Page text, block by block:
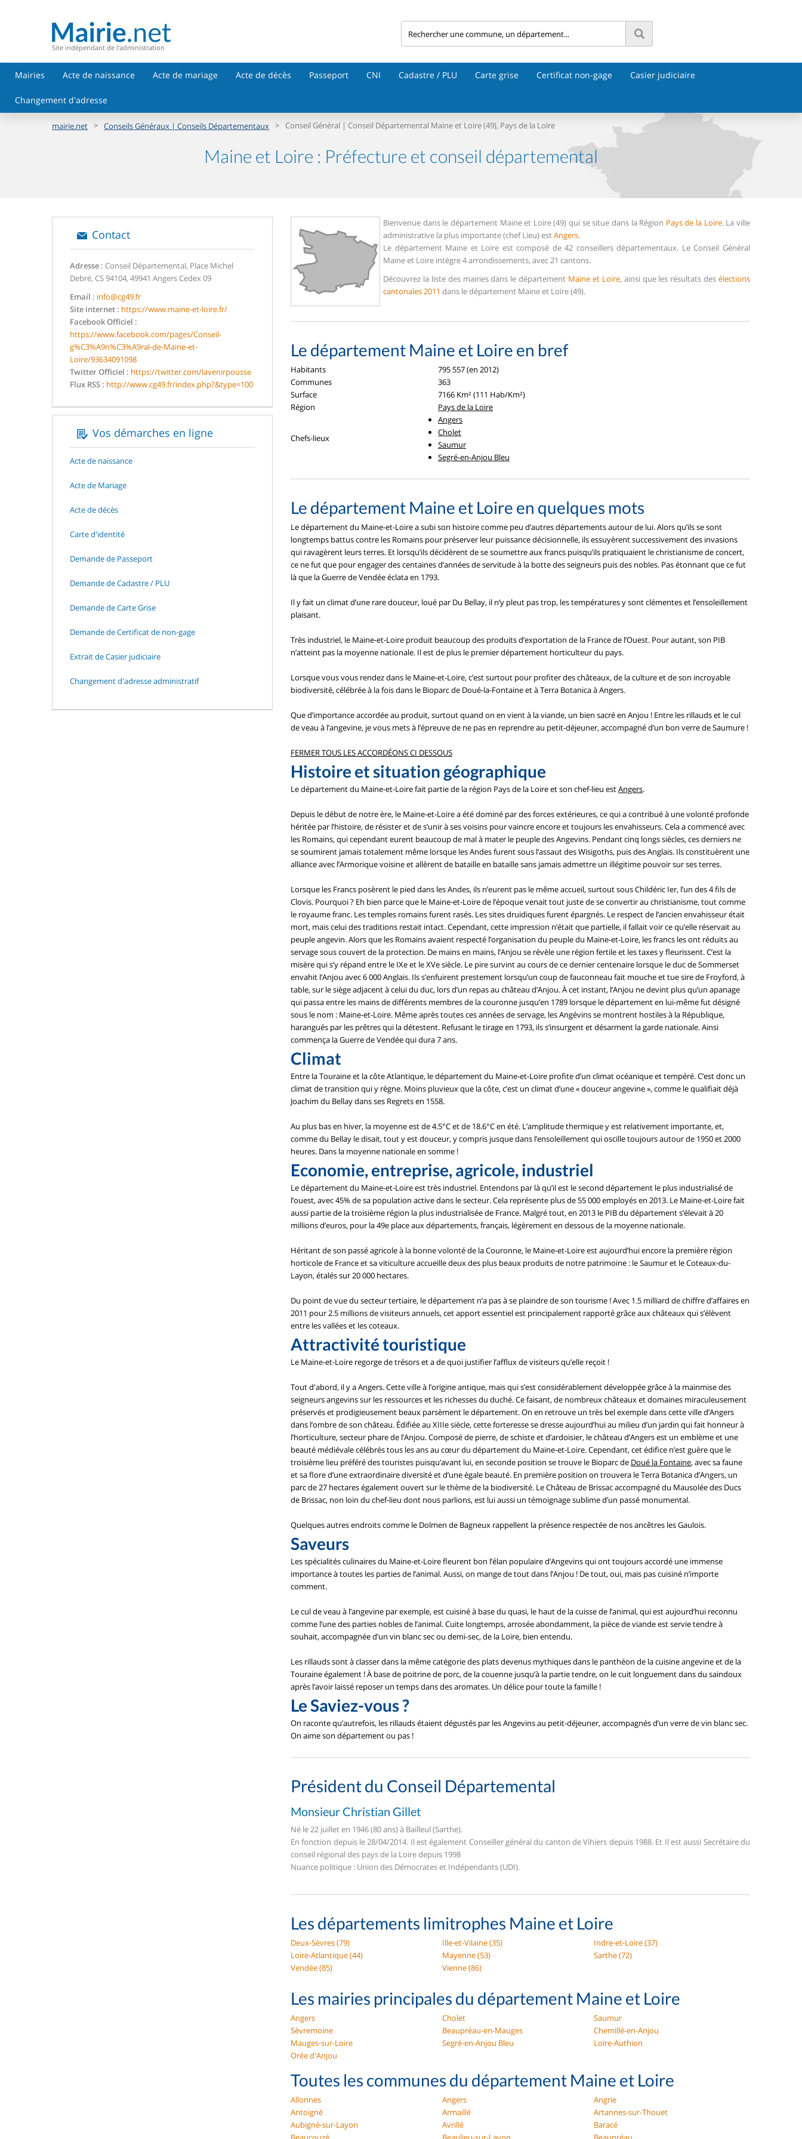
Site indépendant de l'administration
Mairies Acte de naissance Acte de mariage Acte de décès Passeport CNI Cadastre / PLU Carte grise Certificat non-gage Casier judiciaire
Changement d'adresse
mairie.net > Conseils Généraux | Conseils Départementaux > Conseil Général | Conseil Départemental Maine et Loire (49), Pays de la Loire
Maine et Loire : Préfecture et conseil départemental
Contact
Adresse : Conseil Départemental, Place Michel
Debré, CS 94104, 49941 Angers Cedex 09
Email : info@cg49.fr
Site internet : https://www.maine-et-loire.fr/
Facebook Officiel :
https://www.facebook.com/pages/Conseil-
g%C3%A9n%C3%A9ral-de-Maine-et-
Loire/93634091098
Twitter Officiel : https://twitter.com/lavenirpousse
Flux RSS : http://www.cg49.fr/index.php?&type=100
Vos démarches en ligne
Acte de naissance
Acte de Mariage
Acte de décès
Carte d'identité
Demande de Passeport
Demande de Cadastre / PLU
Demande de Carte Grise
Demande de Certificat de non-gage
Extrait de Casier judiciaire
Changement d'adresse administratif
Bienvenue dans le département Maine et Loire (49) qui se situe dans la Région Pays de la Loire. La ville
administrative la plus importante (chef Lieu) estAngers.
Le département Maine et Loire est composé de 42 conseillers départementaux. Le Conseil Général
Maine et Loire intègre 4 arrondissements, avec 21 cantons.
Découvrez la liste des mairies dans le département Maine et Loire, ainsi que les résultats des élections
cantonales 2011 dans le département Maine et Loire (49).
Le département Maine et Loire en bref
Habitants
795 557 (en 2012)
Communes
363
Surface
7166 Km² (111 Hab/Km²)
Région
Pays de la Loire
Chefs-lieux
Angers
Cholet
Saumur
Segré-en-Anjou Bleu
Le département Maine et Loire en quelques mots
Le département du Maine-et-Loire a subi son histoire comme peu d’autres départements autour de lui. Alors qu’ils se sont
longtemps battus contre les Romains pour préserver leur puissance décisionnelle, ils essuyèrent successivement des invasions
qui ravagèrent leurs terres. Et lorsqu’ils décidèrent de se soumettre aux francs puisqu’ils pratiquaient le christianisme de concert,
ce ne fut que pour engager des centaines d’années de servitude à la botte des seigneurs puis des nobles. Pas étonnant que ce fut
là que la Guerre de Vendée éclata en 1793.
Il y fait un climat d’une rare douceur, loué par Du Bellay, il n’y pleut pas trop, les températures y sont clémentes et l’ensoleillement
plaisant.
Très industriel, le Maine-et-Loire produit beaucoup des produits d’exportation de la France de l’Ouest. Pour autant, son PIB
n’atteint pas la moyenne nationale. Il est de plus le premier département horticulteur du pays.
Lorsque vous vous rendez dans le Maine-et-Loire, c’est surtout pour profiter des châteaux, de la culture et de son incroyable
biodiversité, célébrée à la fois dans le Bioparc de Doué-la-Fontaine et à Terra Botanica à Angers.
Que d’importance accordée au produit, surtout quand on en vient à la viande, un bien sacré en Anjou ! Entre les rillauds et le cul
de veau à l’angevine, je vous mets à l’épreuve de ne pas en reprendre au petit-déjeuner, accompagné d’un bon verre de Saumure !
FERMER TOUS LES ACCORDÉONS CI DESSOUS
Histoire et situation géographique
Le département du Maine-et-Loire fait partie de la région Pays de la Loire et son chef-lieu estAngers.
Depuis le début de notre ère, le Maine-et-Loire a été dominé par des forces extérieures, ce qui a contribué à une volonté profonde
héritée par l’histoire, de résister et de s’unir à ses voisins pour vaincre encore et toujours les envahisseurs. Cela a commencé avec
les Romains, qui cependant eurent beaucoup de mal à mater le peuple des Angevins. Pendant cinq longs siècles, ces derniers ne
se soumirent jamais totalement même lorsque les Andes furent sous l’assaut des Wisigoths, puis des Anglais. Ils constituèrent une
alliance avec l’Armorique voisine et allèrent de bataille en bataille sans jamais admettre un illégitime pouvoir sur ses terres.
Lorsque les Francs posèrent le pied dans les Andes, ils n’eurent pas le même accueil, surtout sous Childéric Ier, l’un des 4 fils de
Clovis. Pourquoi ? Eh bien parce que le Maine-et-Loire de l’époque venait tout juste de se convertir au christianisme, tout comme
le royaume franc. Les temples romains furent rasés. Les sites druidiques furent épargnés. Le respect de l’ancien envahisseur était
mort, mais celui des traditions restait intact. Cependant, cette impression n’était que partielle, il fallait voir ce qu’elle réservait au
peuple angevin. Alors que les Romains avaient respecté l’organisation du peuple du Maine-et-Loire, les francs les ont réduits au
servage sous couvert de la protection. De mains en mains, l’Anjou se révèle une région fertile et les taxes y fleurissent. C’est la
misère qui s’y répand entre le IXe et le XVe siècle. Le pire survint au cours de ce dernier centenaire lorsque le duc de Sommerset
envahit l’Anjou avec 6 000 Anglais. Ils s’enfuirent prestement lorsqu’un coup de fauconneau fait mouche et tue sire de Froyford, à
table, sur le siège adjacent à celui du duc, lors d’un repas au château d’Anjou. À cet instant, l’Anjou ne devint plus qu’un apanage
qui passa entre les mains de différents membres de la couronne jusqu’en 1789 lorsque le département en lui-même fut désigné
sous le nom : Maine-et-Loire. Même après toutes ces années de servage, les Angévins se montrent hostiles à la République,
harangués par les prêtres qui la détestent. Refusant le tirage en 1793, ils s’insurgent et désarment la garde nationale. Ainsi
commença la Guerre de Vendée qui dura 7 ans.
Climat
Entre la Touraine et la côte Atlantique, le département du Maine-et-Loire profite d’un climat océanique et tempéré. C’est donc un
climat de transition qui y règne. Moins pluvieux que la côte, c’est un climat d’une « douceur angevine », comme le qualifiait déjà
Joachim du Bellay dans ses Regrets en 1558.
Au plus bas en hiver, la moyenne est de 4.5°C et de 18.6°C en été. L’amplitude thermique y est relativement importante, et,
comme du Bellay le disait, tout y est douceur, y compris jusque dans l’ensoleillement qui oscille toujours autour de 1950 et 2000
heures. Dans la moyenne nationale en somme !
Economie, entreprise, agricole, industriel
Le département du Maine-et-Loire est très industriel. Entendons par là qu’il est le second département le plus industrialisé de
l’ouest, avec 45% de sa population active dans le secteur. Cela représente plus de 55 000 employés en 2013. Le Maine-et-Loire fait
aussi partie de la troisième région la plus industrialisée de France. Malgré tout, en 2013 le PIB du département s’élevait à 20
millions d’euros, pour la 49e place aux départements, français, légèrement en dessous de la moyenne nationale.
Héritant de son passé agricole à la bonne volonté de la Couronne, le Maine-et-Loire est aujourd’hui encore la première région
horticole de France et sa viticulture accueille deux des plus beaux produits de notre patrimoine : le Saumur et le Coteaux-du-
Layon, étalés sur 20 000 hectares.
Du point de vue du secteur tertiaire, le département n’a pas à se plaindre de son tourisme ! Avec 1.5 milliard de chiffre d’affaires en
2011 pour 2.5 millions de visiteurs annuels, cet apport essentiel est principalement rapporté grâce aux châteaux qui s’élèvent
entre les vallées et les coteaux.
Attractivité touristique
Le Maine-et-Loire regorge de trésors et a de quoi justifier l’afflux de visiteurs qu’elle reçoit !
Tout d'abord, il y a Angers. Cette ville à l’origine antique, mais qui s’est considérablement développée grâce à la mainmise des
seigneurs angevins sur les ressources et les richesses du duché. Ce faisant, de nombreux châteaux et domaines miraculeusement
préservés et prodigieusement beaux parsèment le département. On en retrouve un très bel exemple dans cette ville d’Angers
dans l’ombre de son château. Édifiée au XIIIe siècle, cette forteresse se dresse aujourd’hui au milieu d’un jardin qui fait honneur à
l’horticulture, secteur phare de l’Anjou. Composé de pierre, de schiste et d’ardoisier, le château d’Angers est un emblème et une
beauté médiévale célébrés tous les ans au cœur du département du Maine-et-Loire. Cependant, cet édifice n’est guère que le
troisième lieu préféré des touristes puisqu’avant lui, en seconde position se trouve le Bioparc de Doué la Fontaine, avec sa faune
et sa flore d’une extraordinaire diversité et d’une égale beauté. En première position on trouvera le Terra Botanica d’Angers, un
parc de 27 hectares également ouvert sur le thème de la biodiversité. Le Château de Brissac accompagné du Mausolée des Ducs
de Brissac, non loin du chef-lieu dont nous parlions, est lui aussi un témoignage sublime d’un passé monumental.
Quelques autres endroits comme le Dolmen de Bagneux rappellent la présence respectée de nos ancêtres les Gaulois.
Saveurs
Les spécialités culinaires du Maine-et-Loire fleurent bon l’élan populaire d’Angevins qui ont toujours accordé une immense
importance à toutes les parties de l’animal. Aussi, on mange de tout dans l’Anjou ! De tout, oui, mais pas cuisiné n’importe
comment.
Le cul de veau à l’angevine par exemple, est cuisiné à base du quasi, le haut de la cuisse de l’animal, qui est aujourd’hui reconnu
comme l’une des parties nobles de l’animal. Cuite longtemps, arrosée abondamment, la pièce de viande est servie tendre à
souhait, accompagnée d’un vin blanc sec ou demi-sec, de la Loire, bien entendu.
Les rillauds sont à classer dans la même catégorie des plats devenus mythiques dans le panthéon de la cuisine angevine et de la
Touraine également ! À base de poitrine de porc, de la couenne jusqu’à la partie tendre, on le cuit longuement dans du saindoux
après l’avoir laissé reposer un temps dans des aromates. Un délice pour toute la famille !
Le Saviez-vous ?
On raconte qu’autrefois, les rillauds étaient dégustés par les Angevins au petit-déjeuner, accompagnés d’un verre de vin blanc sec.
On aime son département ou pas !
Président du Conseil Départemental
Monsieur Christian Gillet
Né le 22 juillet en 1946 (80 ans) à Bailleul (Sarthe).
En fonction depuis le 28/04/2014. Il est également Conseiller général du canton de Vihiers depuis 1988. Et Il est aussi Secrétaire du
conseil régional des pays de la Loire depuis 1998
Nuance politique : Union des Démocrates et Indépendants (UDI).
Les départements limitrophes Maine et Loire
Deux-Sèvres (79) Ille-et-Vilaine (35)
Indre-et-Loire (37)
Loire-Atlantique (44)
Mayenne (53)
Sarthe (72)
Vendée (85)
Vienne (86)
Les mairies principales du département Maine et Loire
Angers Cholet
Saumur
Sèvremoine
Beaupréau-en-Mauges
Chemillé-en-Anjou
Mauges-sur-Loire
Segré-en-Anjou Bleu
Loire-Authion
Orée d'Anjou
Toutes les communes du département Maine et Loire
Allonnes Angers
Angrie
Antoigné
Armaillé
Artannes-sur-Thouet
Aubigné-sur-Layon
Avrillé
Baracé